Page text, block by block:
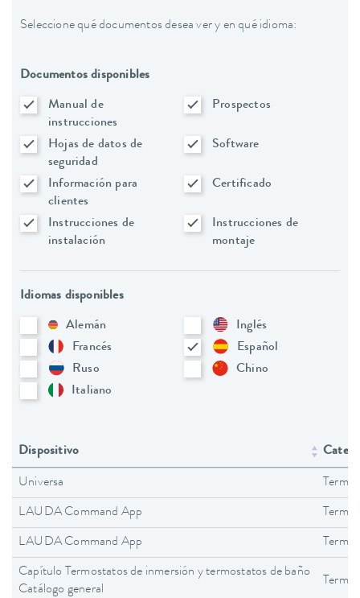
Seleccione qué documentos desea ver y en qué idioma:
Documentos disponibles
Manual de
instrucciones
Prospectos
Hojas de datos de
seguridad
Software
Información para
clientes
Certificado
Instrucciones de
instalación
Instrucciones de
montaje
Idiomas disponibles
Alemán
Inglés
Francés
Español
Ruso
Chino
Italiano
Dispositivo
Universa
LAUDA Command App
LAUDA Command App
Capítulo Termostatos de inmersión y termostatos de baño
Catálogo general